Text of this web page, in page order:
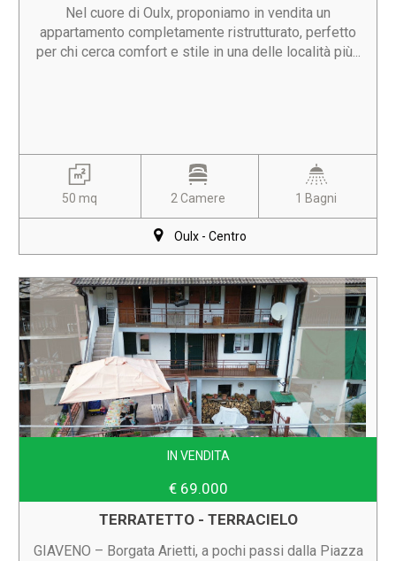
Nel cuore di Oulx, proponiamo in vendita un
appartamento completamente ristrutturato, perfetto
per chi cerca comfort e stile in una delle località più...
50 mq 2 Camere 1 Bagni
Oulx - Centro
IN VENDITA
€ 69.000
TERRATETTO - TERRACIELO
GIAVENO – Borgata Arietti, a pochi passi dalla Piazza